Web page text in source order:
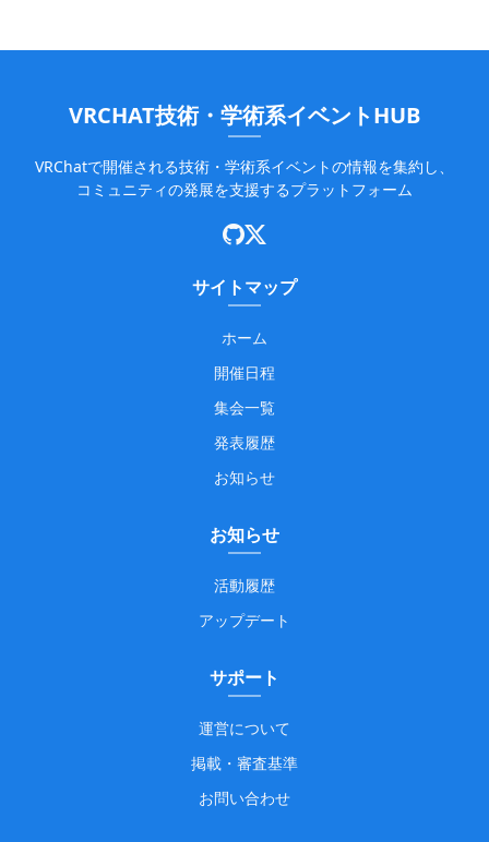
VRCHAT技術・学術系イベントHUB
VRChatで開催される技術・学術系イベントの情報を集約し、
コミュニティの発展を支援するプラットフォーム
サイトマップ
ホーム
開催日程
集会一覧
発表履歴
お知らせ
お知らせ
活動履歴
アップデート
サポート
運営について
掲載・審査基準
お問い合わせ